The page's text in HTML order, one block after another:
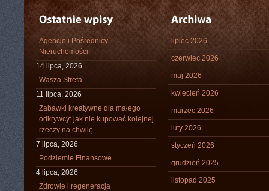
Agencje i Pośrednicy
Nieruchomości
14 lipca, 2026
Wasza Strefa
11 lipca, 2026
Zabawki kreatywne dla małego
odkrywcy: jak nie kupować kolejnej
rzeczy na chwilę
7 lipca, 2026
Podziemie Finansowe
4 lipca, 2026
Zdrowie i regeneracja
lipiec 2026
czerwiec 2026
maj 2026
kwiecień 2026
marzec 2026
luty 2026
styczeń 2026
grudzień 2025
listopad 2025